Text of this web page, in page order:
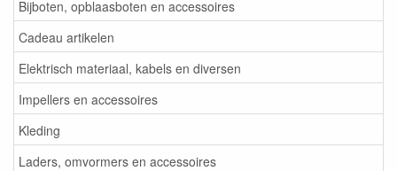
Bijboten, opblaasboten en accessoires
Cadeau artikelen
Elektrisch materiaal, kabels en diversen
Impellers en accessoires
Kleding
Laders, omvormers en accessoires